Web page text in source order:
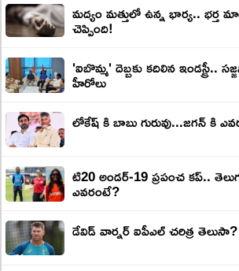
మద్యం మత్తులో ఉన్న భార్య.. భర్త మాటలకు గొడ్డలికి పని
చెప్పింది!
'ఐబొమ్మ' దెబ్బకు కదిలిన ఇండస్ట్రీ..
హీరోలు
లోకేష్ కి బాబు గురువు...జగన్ కి
టి20 అండర్-19 ప్రపంచ కప్..
ఎవరంటే?
డేవిడ్ వార్నర్ ఐపీఎల్ చరిత్ర తెలుసా?